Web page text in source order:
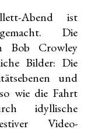
Abend ist
Die
Bob Crowley
Bilder: Die
und
wie die Fahrt
idyllische
Video-